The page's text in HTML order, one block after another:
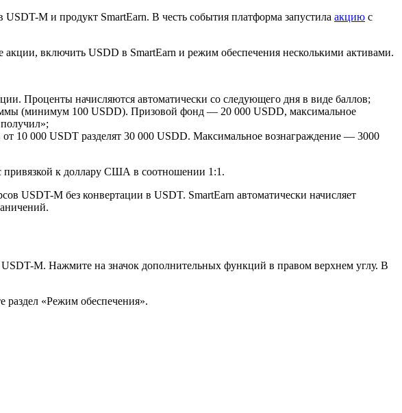
M и продукт SmartEarn. В честь события платформа запустила акцию с
акции, включить USDD в SmartEarn и режим обеспечения несколькими активами.
Проценты начисляются автоматически со следующего дня в виде баллов;
(минимум 100 USDD). Призовой фонд — 20 000 USDD, максимальное
10 000 USDT разделят 30 000 USDD. Максимальное вознаграждение — 3000
привязкой к доллару США в соотношении 1:1.
USDT-M без конвертации в USDT. SmartEarn автоматически начисляет
M. Нажмите на значок дополнительных функций в правом верхнем углу. В
«Режим обеспечения».